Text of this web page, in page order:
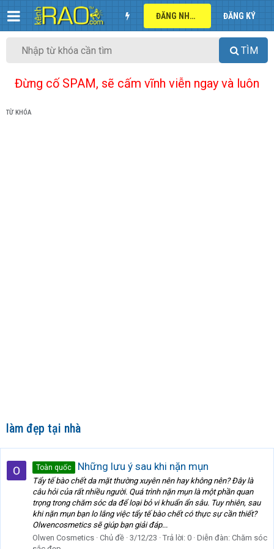
ĐĂNG NHẬP ĐĂNG KÝ
TÌM
Đừng cố SPAM, sẽ cấm vĩnh viễn ngay và luôn
TỪ KHÓA
làm đẹp tại nhà
Toàn quốc Những lưu ý sau khi nặn mụn
Tẩy tế bào chết da mặt thường xuyên nên hay không nên? Đây là
câu hỏi của rất nhiều người. Quá trình nặn mụn là một phần quan
trọng trong chăm sóc da để loại bỏ vi khuẩn ẩn sâu. Tuy nhiên, sau
khi nặn mụn bạn lo lắng việc tẩy tế bào chết có thực sự cần thiết?
Olwencosmetics sẽ giúp bạn giải đáp...
Olwen Cosmetics Chủ đề 3/12/23 Trả lời: 0 Diễn đàn: Chăm sóc